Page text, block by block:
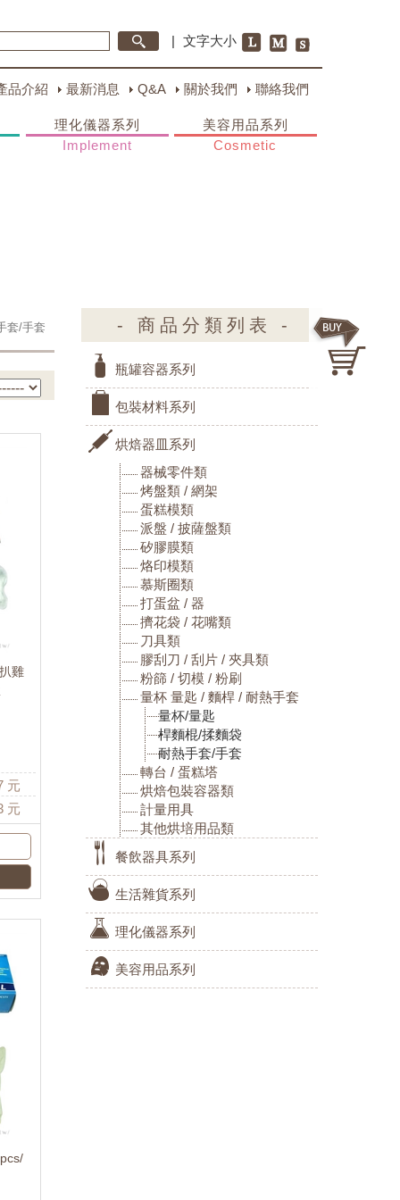
| 文字大小
品介紹 最新消息 Q&A 關於我們 聯絡我們
理化儀器系列
Implement
美容用品系列
Cosmetic
套/手套
雞
元
元
- 商品分類列表 -
瓶罐容器系列
包裝材料系列
烘焙器皿系列
器械零件類
烤盤類 / 網架
蛋糕模類
派盤 / 披薩盤類
矽膠膜類
烙印模類
慕斯圈類
打蛋盆 / 器
擠花袋 / 花嘴類
刀具類
膠刮刀 / 刮片 / 夾具類
粉篩 / 切模 / 粉刷
量杯 量匙 / 麵桿 / 耐熱手套
量杯/量匙
桿麵棍/揉麵袋
耐熱手套/手套
轉台 / 蛋糕塔
烘焙包裝容器類
計量用具
其他烘培用品類
餐飲器具系列
生活雜貨系列
理化儀器系列
美容用品系列